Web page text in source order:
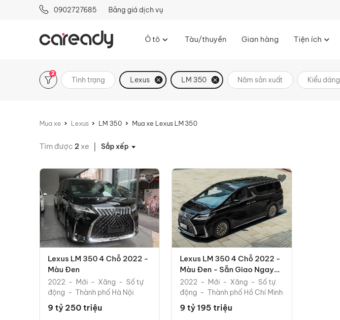
0902727685 Bảng giá dịch vụ
Ô tô Tàu/thuyền Gian hàng Tiện ích
2
Tình trạng Lexus LM 350 Năm sản xuất Kiểu dáng
Mua xe Lexus LM 350 Mua xe Lexus LM 350
Tìm được 2 xe Sắp xếp
Lexus LM 350 4 Chỗ 2022 -
Màu Đen
2022 Mới Xăng
Số tự
động
Thành phố Hà Nội
9 tỷ 250 triệu
Lexus LM 350 4 Chỗ 2022 -
Màu Đen - Sẵn Giao Ngay
Trên Toàn Quốc
2022 Mới Xăng
Số tự
động
Thành phố Hồ Chí Minh
9 tỷ 195 triệu